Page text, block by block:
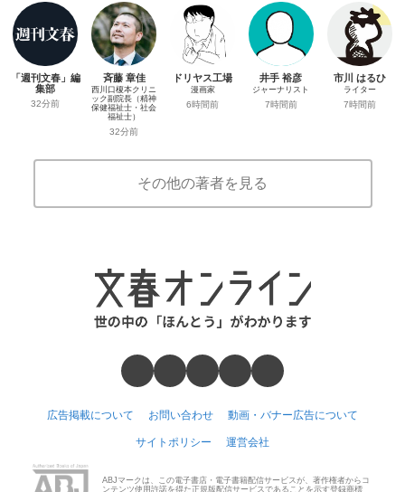
「週刊文春」編
集部
32分前
斉藤 章佳
西川口榎本クリニ
ック副院長（精神
保健福祉士・社会
福祉士）
32分前
ドリヤス工場
漫画家
6時間前
井手 裕彦
ジャーナリスト
7時間前
市川 はるひ
ライター
7時間前
その他の著者を見る
広告掲載について お問い合わせ 動画・バナー広告について
サイトポリシー 運営会社
ABJマークは、この電子書店・電子書籍配信サービスが、著作権者からコ
ンテンツ使用許諾を得た正規版配信サービスであることを示す登録商標